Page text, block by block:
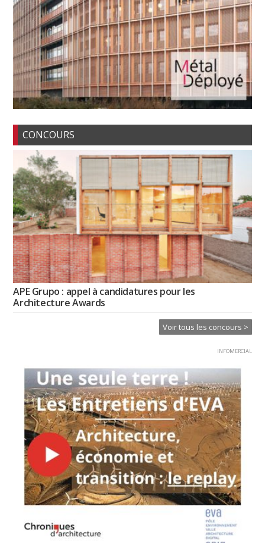
CONCOURS
APE Grupo : appel à candidatures pour les
Architecture Awards
Voir tous les concours >
INFOMERCIAL